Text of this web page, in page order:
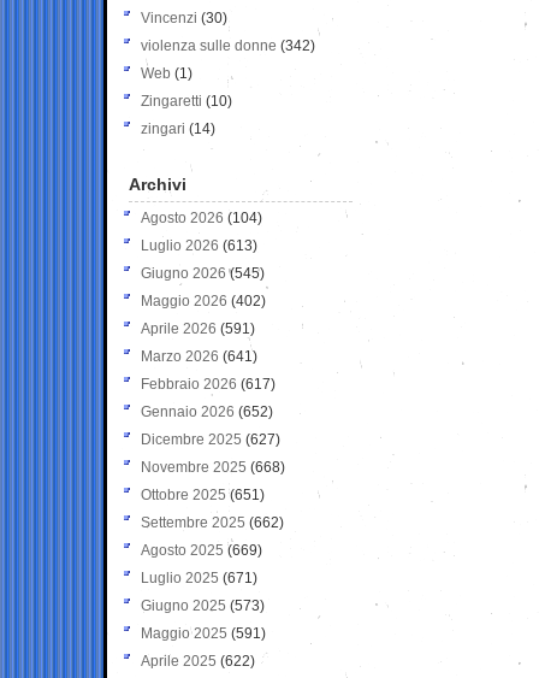
Vincenzi (30)
violenza sulle donne (342)
Web (1)
Zingaretti (10)
zingari (14)
Archivi
Agosto 2026 (104)
Luglio 2026 (613)
Giugno 2026 (545)
Maggio 2026 (402)
Aprile 2026 (591)
Marzo 2026 (641)
Febbraio 2026 (617)
Gennaio 2026 (652)
Dicembre 2025 (627)
Novembre 2025 (668)
Ottobre 2025 (651)
Settembre 2025 (662)
Agosto 2025 (669)
Luglio 2025 (671)
Giugno 2025 (573)
Maggio 2025 (591)
Aprile 2025 (622)